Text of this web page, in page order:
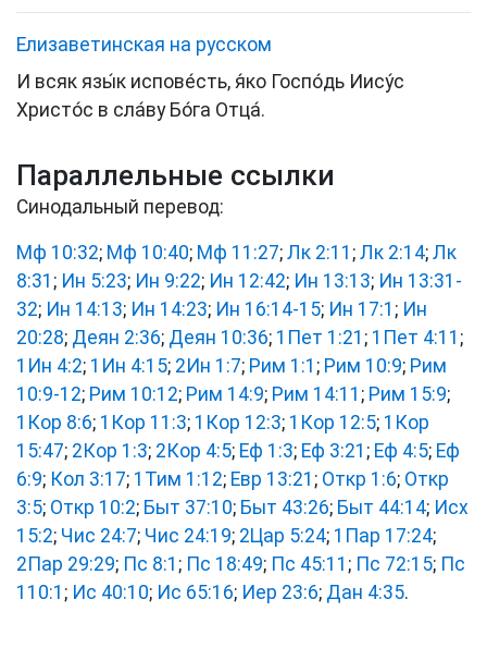
Елизаветинская на русском
И всяк язы́к испове́сть, я́ко Госпо́дь Иису́с
Христо́с в сла́ву Бо́га Отца́.
Параллельные ссылки
Синодальный перевод:
Мф 10:32; Мф 10:40; Мф 11:27; Лк 2:11 ; Лк 2:14; Лк
8:31 ; Ин 5:23; Ин 9:22; Ин 12:42; Ин 13:13; Ин 13:31-
32; Ин 14:13; Ин 14:23; Ин 16:14-15; Ин 17:1 ; Ин
20:28; Деян 2:36; Деян 10:36; 1Пет 1:21 ; 1Пет 4:11 ;
1Ин 4:2; 1Ин 4:15; 2Ин 1:7; Рим 1:1 ; Рим 10:9; Рим
10:9-12; Рим 10:12; Рим 14:9; Рим 14:11 ; Рим 15:9;
1Кор 8:6; 1Кор 11:3; 1Кор 12:3; 1Кор 12:5; 1Кор
15:47; 2Кор 1:3; 2Кор 4:5; Еф 1:3; Еф 3:21 ; Еф 4:5; Еф
6:9; Кол 3:17; 1Тим 1:12; Евр 13:21 ; Откр 1:6; Откр
3:5; Откр 10:2; Быт 37:10; Быт 43:26; Быт 44:14; Исх
15:2; Чис 24:7; Чис 24:19; 2Цар 5:24; 1Пар 17:24;
2Пар 29:29; Пс 8:1 ; Пс 18:49; Пс 45:11 ; Пс 72:15; Пс
110:1 ; Ис 40:10; Ис 65:16; Иер 23:6; Дан 4:35.